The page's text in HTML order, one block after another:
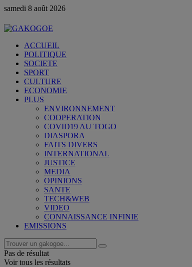
samedi 8 août 2026
ACCUEIL
POLITIQUE
SOCIETE
SPORT
CULTURE
ECONOMIE
PLUS
ENVIRONNEMENT
COOPERATION
COVID19 AU TOGO
DIASPORA
FAITS DIVERS
INTERNATIONAL
JUSTICE
MEDIA
OPINIONS
SANTE
TECH&WEB
VIDEO
CONNAISSANCE INFINIE
EMISSIONS
Pas de résultat
Voir tous les résultats